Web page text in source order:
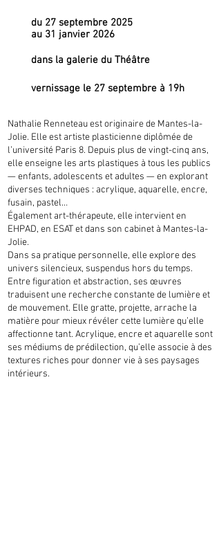
du 27 septembre 2025
au 31 janvier 2026
dans la galerie du Théâtre
vernissage le 27 septembre à 19h
Nathalie Renneteau est originaire de Mantes-la-
Jolie. Elle est artiste plasticienne diplômée de
l’université Paris 8. Depuis plus de vingt-cinq ans,
elle enseigne les arts plastiques à tous les publics
— enfants, adolescents et adultes — en explorant
diverses techniques : acrylique, aquarelle, encre,
fusain, pastel…
Également art-thérapeute, elle intervient en
EHPAD, en ESAT et dans son cabinet à Mantes-la-
Jolie.
Dans sa pratique personnelle, elle explore des
univers silencieux, suspendus hors du temps.
Entre figuration et abstraction, ses œuvres
traduisent une recherche constante de lumière et
de mouvement. Elle gratte, projette, arrache la
matière pour mieux révéler cette lumière qu’elle
affectionne tant. Acrylique, encre et aquarelle sont
ses médiums de prédilection, qu’elle associe à des
textures riches pour donner vie à ses paysages
intérieurs.